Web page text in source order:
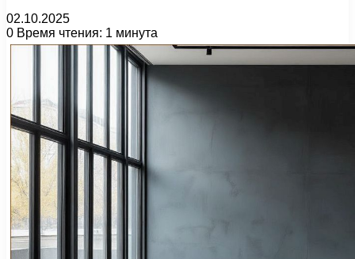
02.10.2025
0 Время чтения: 1 минута